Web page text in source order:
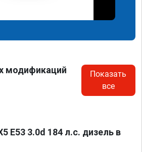
модификаций
Показать
все
E53 3.0d 184 л.с. дизель в